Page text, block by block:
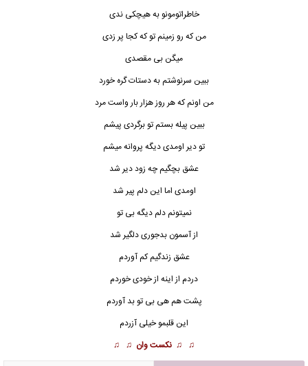
خاطراتومونو به هیچکی ندی
من که رو زمینم تو که کجا پر زدی
میگن بی مقصدی
ببین سرنوشتم به دستات گره خورد
من اونم که هر روز هزار بار واست مرد
ببین پیله بستم تو برگردی پیشم
تو دیر اومدی دیگه پروانه میشم
عشق بچگیم چه زود دیر شد
اومدی اما این دلم پیر شد
نمیتونم دلم دیگه بی تو
از آسمون بدجوری دلگیر شد
عشق زندگیم کم آوردم
دردم از اینه از خودی خوردم
پشت هم هی بی تو بد آوردم
این قلبمو خیلی آزردم
♫ ♫ نکست وان ♫ ♫